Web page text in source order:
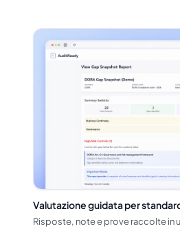
Valutazione guidata per
Risposte, note e prove raccolte in